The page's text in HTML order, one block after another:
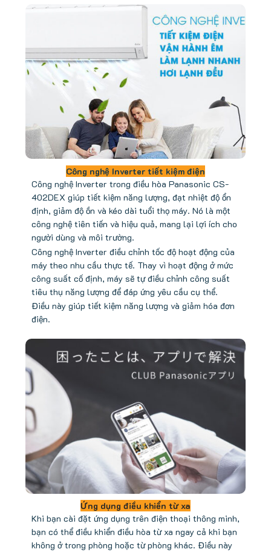
Công nghệ Inverter tiết kiệm điện
Công nghệ Inverter trong điều hòa Panasonic CS-
402DEX giúp tiết kiệm năng lượng, đạt nhiệt độ ổn
định, giảm độ ồn và kéo dài tuổi thọ máy. Nó là một
công nghệ tiên tiến và hiệu quả, mang lại lợi ích cho
người dùng và môi trường.
Công nghệ Inverter điều chỉnh tốc độ hoạt động của
máy theo nhu cầu thực tế. Thay vì hoạt động ở mức
công suất cố định, máy sẽ tự điều chỉnh công suất
tiêu thụ năng lượng để đáp ứng yêu cầu cụ thể.
Điều này giúp tiết kiệm năng lượng và giảm hóa đơn
điện.
Ứng dụng điều khiển từ xa
Khi bạn cài đặt ứng dụng trên điện thoại thông minh,
bạn có thể điều khiển điều hòa từ xa ngay cả khi bạn
không ở trong phòng hoặc từ phòng khác. Điều này